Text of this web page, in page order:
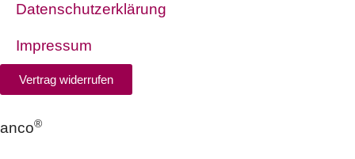
Datenschutzerklärung
Impressum
Vertrag widerrufen
anco®